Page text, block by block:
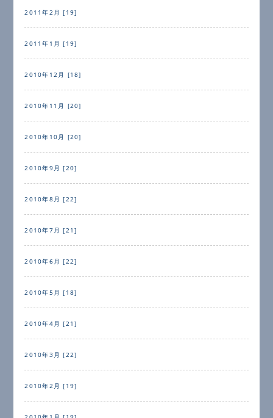
2011年2月 [19]
2011年1月 [19]
2010年12月 [18]
2010年11月 [20]
2010年10月 [20]
2010年9月 [20]
2010年8月 [22]
2010年7月 [21]
2010年6月 [22]
2010年5月 [18]
2010年4月 [21]
2010年3月 [22]
2010年2月 [19]